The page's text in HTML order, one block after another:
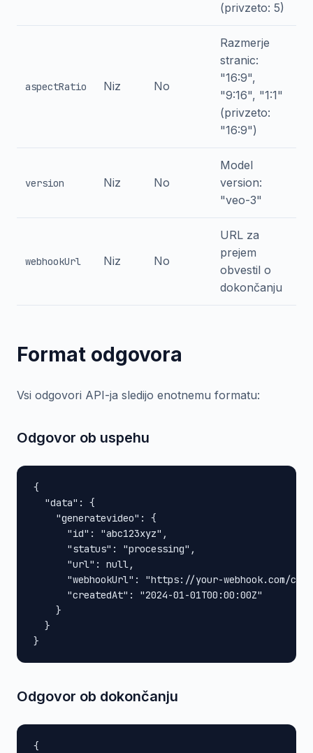
(privzeto: 5)
aspectRatio Niz No
Razmerje
stranic:
"16:9",
"9:16", "1:1"
(privzeto:
"16:9")
version Niz No
Model
version:
"veo-3"
webhookUrl Niz No
URL za
prejem
obvestil o
dokončanju
Format odgovora
Vsi odgovori API-ja sledijo enotnemu formatu:
Odgovor ob uspehu
{
  "data": {
    "generatevideo": {
      "id": "abc123xyz",
      "status": "processing",
      "url": null,
"webhookUrl": "https://your-webhook.com/
      "createdAt": "2024-01-01T00:00:00Z"
    }
  }
}
Odgovor ob dokončanju
{